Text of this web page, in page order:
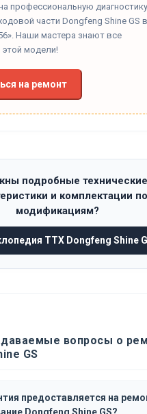
профессиональную диагностику
части Dongfeng Shine GS в
Наши мастера знают все
этой модели!
на ремонт
подробные технические
и комплектации по
модификациям?
ТТХ Dongfeng Shine
вопросы о
GS
предоставляется на
Dongfeng Shine GS?